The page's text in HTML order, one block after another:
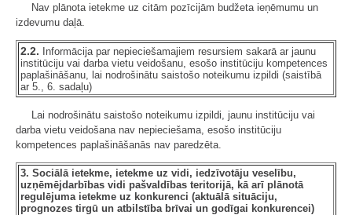
Nav plānota ietekme uz citām pozīcijām budžeta ieņēmumu un
izdevumu daļā.
2.2. Informācija par nepieciešamajiem resursiem sakarā ar jaunu
institūciju vai darba vietu veidošanu, esošo institūciju kompetences
paplašināšanu, lai nodrošinātu saistošo noteikumu izpildi (saistībā
ar 5., 6. sadaļu)
Lai nodrošinātu saistošo noteikumu izpildi, jaunu institūciju vai
darba vietu veidošana nav nepieciešama, esošo institūciju
kompetences paplašināšanās nav paredzēta.
3. Sociālā ietekme, ietekme uz vidi, iedzīvotāju veselību,
uzņēmējdarbības vidi pašvaldības teritorijā, kā arī plānotā
regulējuma ietekme uz konkurenci (aktuālā situāciju,
prognozes tirgū un atbilstība brīvai un godīgai konkurencei)